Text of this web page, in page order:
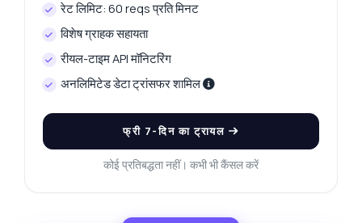
रेट लिमिट: 60 reqs प्रति मिनट
विशेष ग्राहक सहायता
रीयल-टाइम API मॉनिटरिंग
अनलिमिटेड डेटा ट्रांसफर शामिल
फ्री 7-दिन का ट्रायल
कोई प्रतिबद्धता नहीं। कभी भी कैंसल करें